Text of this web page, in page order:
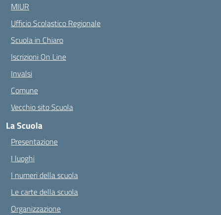
MIUR
Ufficio Scolastico Regionale
Scuola in Chiaro
Iscrizioni On Line
Invalsi
Comune
Vecchio sito Scuola
La Scuola
Presentazione
I luoghi
I numeri della scuola
Le carte della scuola
Organizzazione